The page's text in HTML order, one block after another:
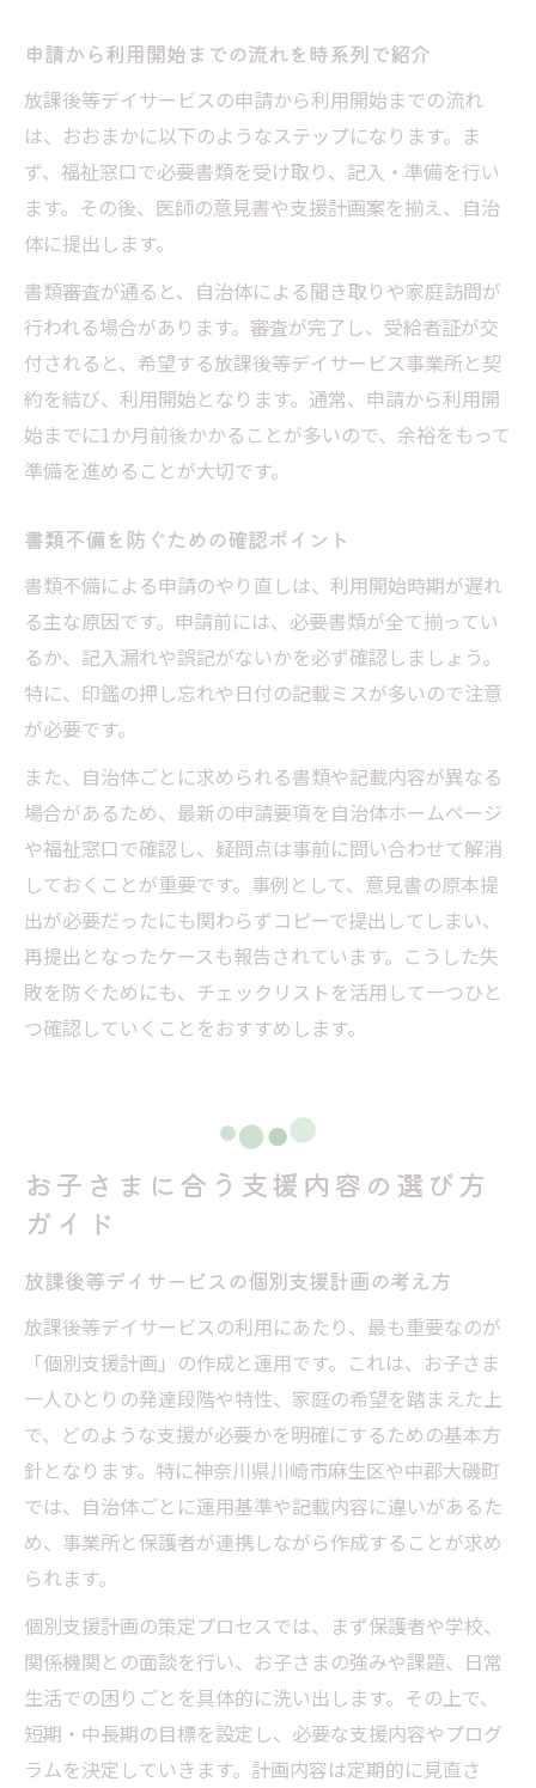
申請から利用開始までの流れを時系列で紹介
放課後等デイサービスの申請から利用開始までの流れ
は、おおまかに以下のようなステップになります。ま
ず、福祉窓口で必要書類を受け取り、記入・準備を行い
ます。その後、医師の意見書や支援計画案を揃え、自治
体に提出します。
書類審査が通ると、自治体による聞き取りや家庭訪問が
行われる場合があります。審査が完了し、受給者証が交
付されると、希望する放課後等デイサービス事業所と契
約を結び、利用開始となります。通常、申請から利用開
始までに1か月前後かかることが多いので、余裕をもって
準備を進めることが大切です。
書類不備を防ぐための確認ポイント
書類不備による申請のやり直しは、利用開始時期が遅れ
る主な原因です。申請前には、必要書類が全て揃ってい
るか、記入漏れや誤記がないかを必ず確認しましょう。
特に、印鑑の押し忘れや日付の記載ミスが多いので注意
が必要です。
また、自治体ごとに求められる書類や記載内容が異なる
場合があるため、最新の申請要項を自治体ホームページ
や福祉窓口で確認し、疑問点は事前に問い合わせて解消
しておくことが重要です。事例として、意見書の原本提
出が必要だったにも関わらずコピーで提出してしまい、
再提出となったケースも報告されています。こうした失
敗を防ぐためにも、チェックリストを活用して一つひと
つ確認していくことをおすすめします。
お子さまに合う支援内容の選び方
ガイド
放課後等デイサービスの個別支援計画の考え方
放課後等デイサービスの利用にあたり、最も重要なのが
「個別支援計画」の作成と運用です。これは、お子さま
一人ひとりの発達段階や特性、家庭の希望を踏まえた上
で、どのような支援が必要かを明確にするための基本方
針となります。特に神奈川県川崎市麻生区や中郡大磯町
では、自治体ごとに運用基準や記載内容に違いがあるた
め、事業所と保護者が連携しながら作成することが求め
られます。
個別支援計画の策定プロセスでは、まず保護者や学校、
関係機関との面談を行い、お子さまの強みや課題、日常
生活での困りごとを具体的に洗い出します。その上で、
短期・中長期の目標を設定し、必要な支援内容やプログ
ラムを決定していきます。計画内容は定期的に見直さ